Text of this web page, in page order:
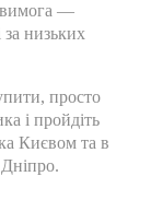
вимога —
за низьких
просто
і пройдіть
Києвом та в